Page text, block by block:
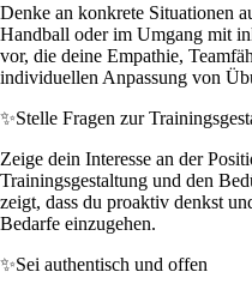
Denke an konkrete Situationen
Handball oder im Umgang mit
vor, die deine Empathie,
individuellen Anpassung von
✨Stelle Fragen zur
Zeige dein Interesse an der
Trainingsgestaltung und den
zeigt, dass du proaktiv denkst
Bedarfe einzugehen.
✨Sei authentisch und offen